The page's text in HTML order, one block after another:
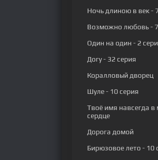
Ночь длиною в век-
Возможно любовь-
Один на один - 2
Догу- 32 серия
Коралловый дворец
Шуле- 10 серия
Твоё имя навсегда в
сердце
Дорога домой
Бирюзовое лето - 10